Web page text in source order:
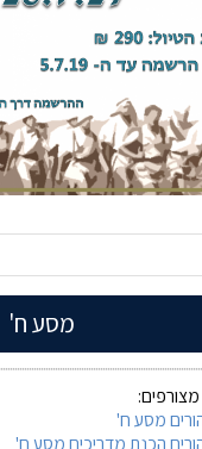
מסע ח'
מסע ח'
הכנת מדריכים מסע ח'